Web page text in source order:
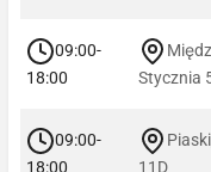
09:00-
18:00
Stycznia
09:00-
18:00
11D